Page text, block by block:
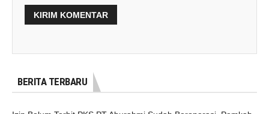
BERITA TERBARU